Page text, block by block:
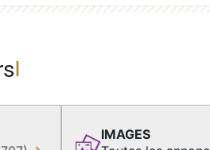
IMAGES